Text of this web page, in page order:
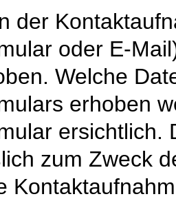
der
oder E-
Welche
erhoben
ersichtlich.
zum Zweck